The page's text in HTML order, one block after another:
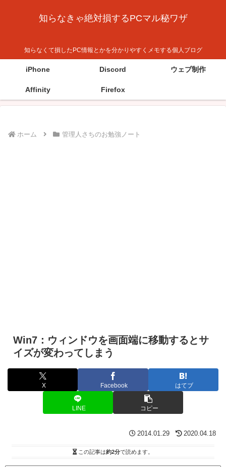
知らなきゃ絶対損するPCマル秘ワザ
知らなくて損したPC情報とかを分かりやすくメモする個人ブログ
iPhone Discord ウェブ制作
Affinity Firefox
ホーム 管理人さちのお勉強ノート
Win7：ウィンドウを画面端に移動するとサ
イズが変わってしまう
X Facebook はてブ
LINE コピー
2014.01.29 2020.04.18
この記事は約2分で読めます。